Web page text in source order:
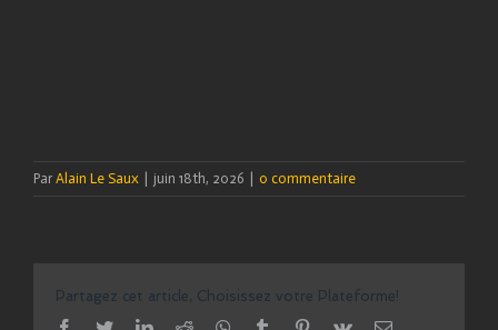
Par Alain Le Saux juin 18th, 2026 0 commentaire
Partagez cet article, Choisissez votre Plateforme!